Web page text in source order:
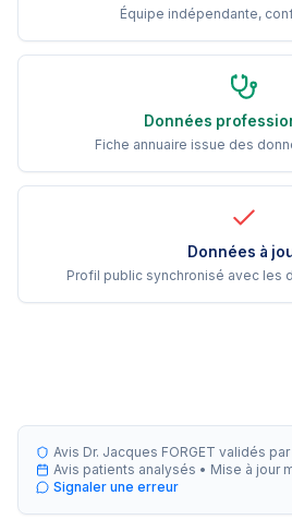
Équipe indépendante,
Données
Fiche annuaire issue des
Données à
Profil public synchronisé avec les
Avis Dr. Jacques FORGET validés
Avis patients analysés • Mise à jour
Signaler une erreur